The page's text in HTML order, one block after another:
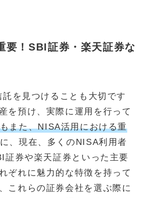
要！SBI証券・楽天証券な
を見つけることも大切です
を預け、実際に運用を行って
もまた、NISA活用における重
、現在、多くのNISA利用者
証券や楽天証券といった主要
ぞれに魅力的な特徴を持って
これらの証券会社を選ぶ際に